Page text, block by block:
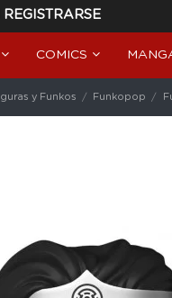
REGISTRARSE
COMICS
y Funkos Funkopop